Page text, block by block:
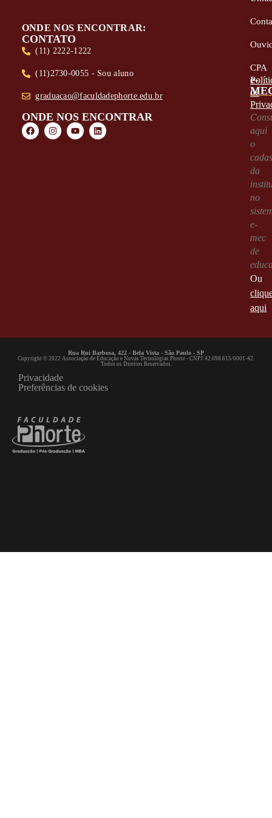
ONDE NOS ENCONTRAR:
CONTATO
(11) 2222-1222
(11)2730-0055 - Sou aluno
graduacao@faculdadephorte.edu.br
ONDE NOS ENCONTRAR
CPA
e-
aqui
o
da
no
e-
mec
de
Ou
aqui
de
Rua Rui Barbosa, 422 - Bela Vista - São Paulo - SP
Copyright © 2022 Associação de Educação e Novas Tecnologias Phorte - CNPJ:42.098.615/0001-42.
Todos os Direitos Reservados.
Privacidade
Preferências de cookies